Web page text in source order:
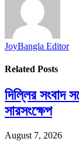
JoyBangla Editor
Related Posts
দিল্লির সংবাদ
সারসংক্ষেপ
August 7, 2026